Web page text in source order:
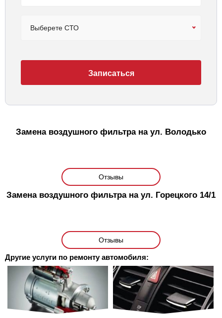
Выберете СТО
Записаться
Замена воздушного фильтра на ул. Володько
Отзывы
Замена воздушного фильтра на ул. Горецкого 14/1
Отзывы
Другие услуги по ремонту автомобиля: